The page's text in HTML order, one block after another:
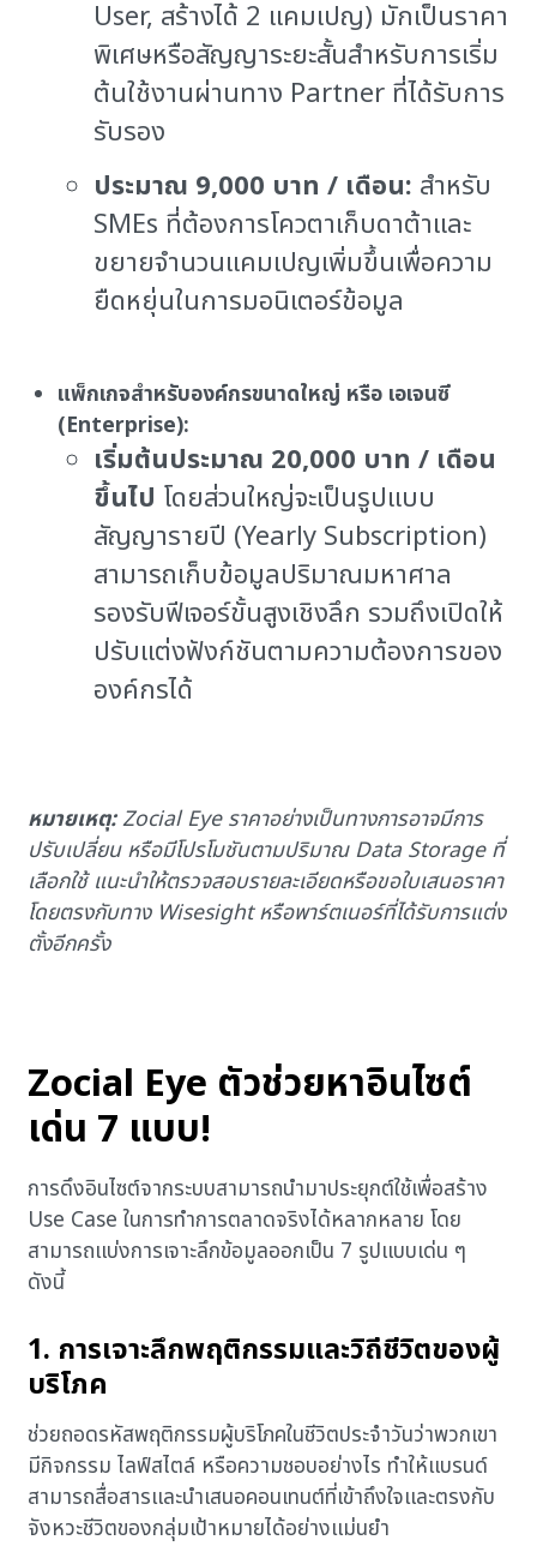
User, สร้างได้ 2 แคมเปญ) มักเป็นราคา
พิเศษหรือสัญญาระยะสั้นสำหรับการเริ่ม
ต้นใช้งานผ่านทาง Partner ที่ได้รับการ
รับรอง
ประมาณ 9,000 บาท / เดือน: สำหรับ
SMEs ที่ต้องการโควตาเก็บดาต้าและ
ขยายจำนวนแคมเปญเพิ่มขึ้นเพื่อความ
ยืดหยุ่นในการมอนิเตอร์ข้อมูล
แพ็กเกจสำหรับองค์กรขนาดใหญ่ หรือ เอเจนซี
(Enterprise):
เริ่มต้นประมาณ 20,000 บาท / เดือน
ขึ้นไป โดยส่วนใหญ่จะเป็นรูปแบบ
สัญญารายปี (Yearly Subscription)
สามารถเก็บข้อมูลปริมาณมหาศาล
รองรับฟีเจอร์ขั้นสูงเชิงลึก รวมถึงเปิดให้
ปรับแต่งฟังก์ชันตามความต้องการของ
องค์กรได้
หมายเหตุ:Zocial Eye ราคาอย่างเป็นทางการอาจมีการ
ปรับเปลี่ยน หรือมีโปรโมชันตามปริมาณ Data Storage ที่
เลือกใช้ แนะนำให้ตรวจสอบรายละเอียดหรือขอใบเสนอราคา
โดยตรงกับทาง Wisesight หรือพาร์ตเนอร์ที่ได้รับการแต่ง
ตั้งอีกครั้ง
Zocial Eye ตัวช่วยหาอินไซต์
เด่น 7 แบบ!
การดึงอินไซต์จากระบบสามารถนำมาประยุกต์ใช้เพื่อสร้าง
Use Case ในการทำการตลาดจริงได้หลากหลาย โดย
สามารถแบ่งการเจาะลึกข้อมูลออกเป็น 7 รูปแบบเด่น ๆ
ดังนี้
1. การเจาะลึกพฤติกรรมและวิถีชีวิตของผู้
บริโภค
ช่วยถอดรหัสพฤติกรรมผู้บริโภคในชีวิตประจำวันว่าพวกเขา
มีกิจกรรม ไลฟ์สไตล์ หรือความชอบอย่างไร ทำให้แบรนด์
สามารถสื่อสารและนำเสนอคอนเทนต์ที่เข้าถึงใจและตรงกับ
จังหวะชีวิตของกลุ่มเป้าหมายได้อย่างแม่นยำ